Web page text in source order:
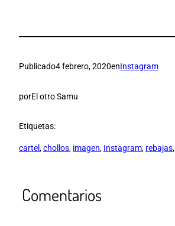
Publicado4 febrero, 2020enInstagram
porEl otro Samu
Etiquetas:
cartel, chollos, imagen, Instagram, rebajas,
Comentarios